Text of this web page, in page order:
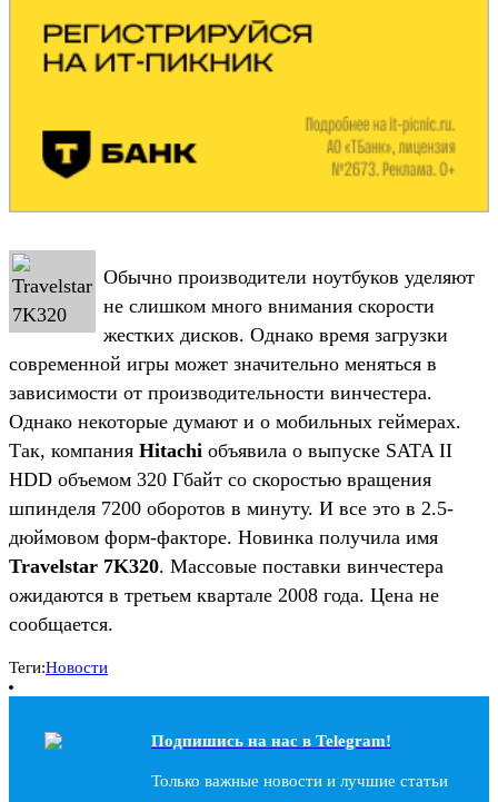
Обычно производители ноутбуков уделяют
не слишком много внимания скорости
жестких дисков. Однако время загрузки
современной игры может значительно меняться в
зависимости от производительности винчестера.
Однако некоторые думают и о мобильных геймерах.
Так, компания Hitachi объявила о выпуске SATA II
HDD объемом 320 Гбайт со скоростью вращения
шпинделя 7200 оборотов в минуту. И все это в 2.5-
дюймовом форм-факторе. Новинка получила имя
Travelstar 7K320. Массовые поставки винчестера
ожидаются в третьем квартале 2008 года. Цена не
сообщается.
Теги:Новости
Подпишись на наc в Telegram!
Только важные новости и лучшие статьи